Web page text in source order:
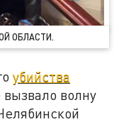
ОБЛАСТИ.
убийства
вызвало волну